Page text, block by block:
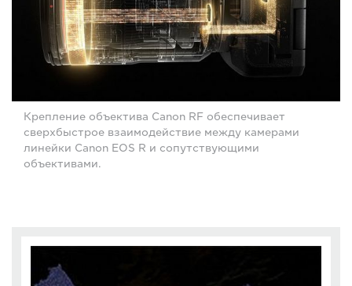
Крепление объектива Canon RF обеспечивает
сверхбыстрое взаимодействие между камерами
линейки Canon EOS R и сопутствующими
объективами.